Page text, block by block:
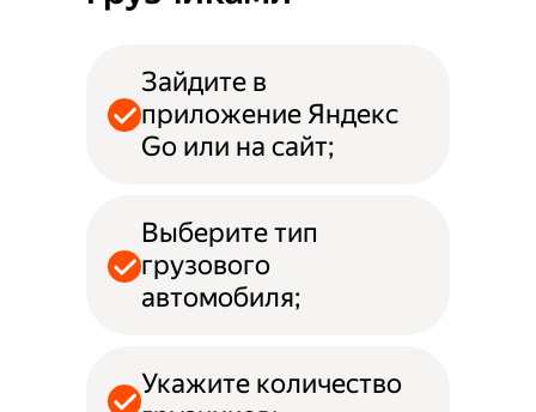
Зайдите в
приложение Яндекс
Go или на сайт;
Выберите тип
грузового
автомобиля;
Укажите количество